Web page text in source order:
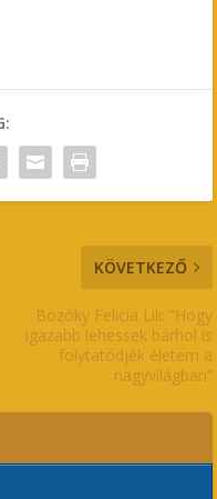
KÖVETKEZŐ
Bozóky Felicia Lili: “Hogy
igazabb lehessek bárhol is
folytatódjék életem a
nagyvilágban”